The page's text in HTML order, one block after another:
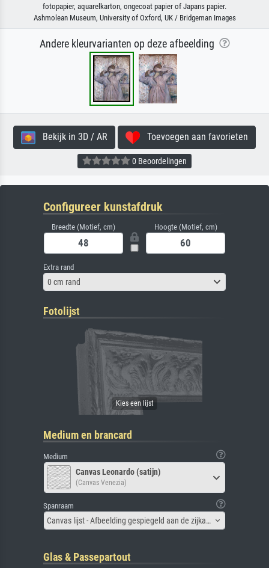
fotopapier, aquarelkarton, ongecoat papier of Japans papier.
Ashmolean Museum, University of Oxford, UK / Bridgeman Images
Andere kleurvarianten op deze afbeelding
Bekijk in 3D / AR Toevoegen aan favorieten
0 Beoordelingen
Configureer kunstafdruk
Breedte (Motief, cm) Hoogte (Motief, cm)
Extra rand
0 cm rand
Fotolijst
Medium en brancard
Medium
Canvas Leonardo (satijn)
(Canvas Venezia)
Spanraam
Canvas lijst - Afbeelding gespiegeld aan de zijkant
Glas & Passepartout